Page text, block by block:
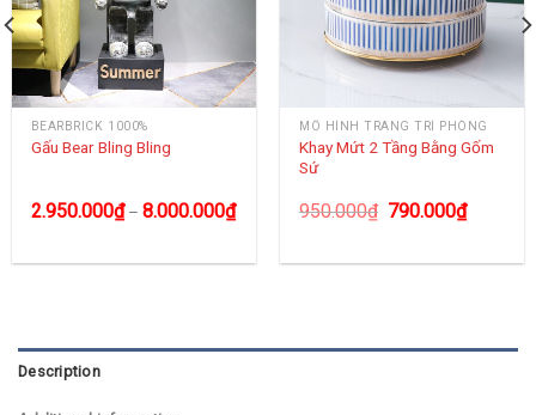
BEARBRICK 1000%
Gấu Bear Bling Bling
2.950.000₫– 8.000.000₫
MÔ HÌNH TRANG TRÍ PHÒNG
Khay Mứt 2 Tầng Bằng Gốm
Sứ
950.000₫ 790.000₫
Description